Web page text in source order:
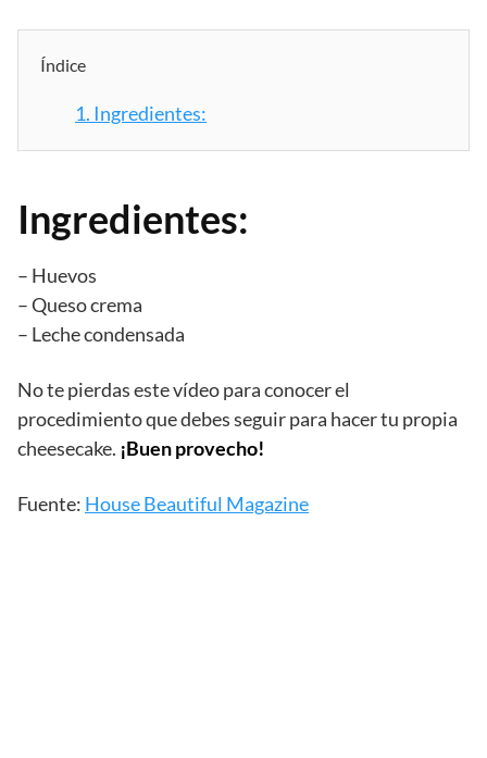
Índice
1. Ingredientes:
Ingredientes:
– Huevos
– Queso crema
– Leche condensada
No te pierdas este vídeo para conocer el
procedimiento que debes seguir para hacer tu propia
cheesecake. ¡Buen provecho!
Fuente: House Beautiful Magazine